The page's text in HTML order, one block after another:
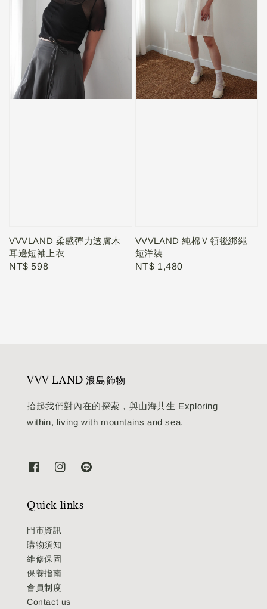
VVVLAND 柔感彈力透膚木
耳邊短袖上衣
Regular
NT$ 598
VVVLAND 純棉Ｖ領後綁繩
短洋裝
Regular
NT$ 1,480
VVV LAND 浪島飾物
拾起我們對內在的探索，與山海共生 Exploring
within, living with mountains and sea.
Quick links
門市資訊
購物須知
維修保固
保養指南
會員制度
Contact us